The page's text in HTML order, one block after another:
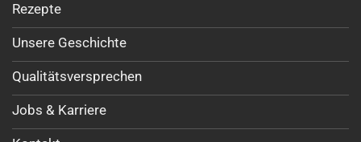
Rezepte
Unsere Geschichte
Qualitätsversprechen
Jobs & Karriere